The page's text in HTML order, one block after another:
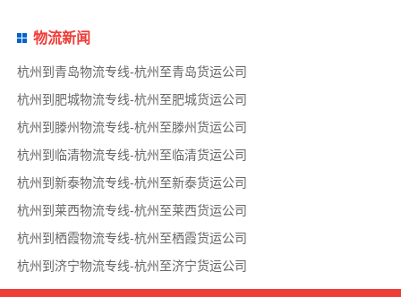
物流新闻
杭州到青岛物流专线-杭州至青岛货运公司
杭州到肥城物流专线-杭州至肥城货运公司
杭州到滕州物流专线-杭州至滕州货运公司
杭州到临清物流专线-杭州至临清货运公司
杭州到新泰物流专线-杭州至新泰货运公司
杭州到莱西物流专线-杭州至莱西货运公司
杭州到栖霞物流专线-杭州至栖霞货运公司
杭州到济宁物流专线-杭州至济宁货运公司